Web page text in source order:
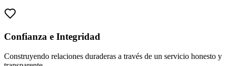
Confianza e Integridad
Construyendo relaciones duraderas a través de un servicio honesto y